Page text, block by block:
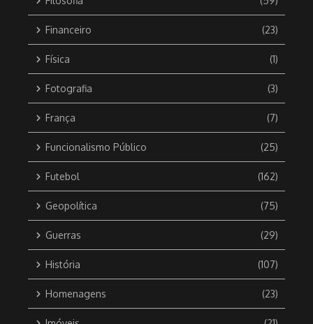
Financeiro (23)
Física (1)
Fotografia (3)
França (7)
Funcionalismo Público (25)
Futebol (162)
Geopolítica (75)
Guerras (29)
História (107)
Homenagens (23)